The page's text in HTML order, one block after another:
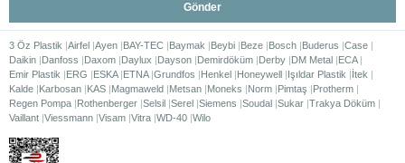
Gönder
3 Öz Plastik Airfel Ayen BAY-TEC Baymak Beybi Beze Bosch Buderus Case
Daikin Danfoss Daxom Daylux Dayson Demirdöküm Derby DM Metal ECA
Emir Plastik
ERG ESKA ETNA Grundfos Henkel Honeywell Işıldar Plastik
İtek
Kalde Karbosan KAS Magmaweld Metsan Moneks Norm Pimtaş
Protherm
Regen Pompa Rothenberger Selsil Serel Siemens Soudal Sukar Trakya Döküm
Vaillant Viessmann Visam Vitra WD-40 Wilo